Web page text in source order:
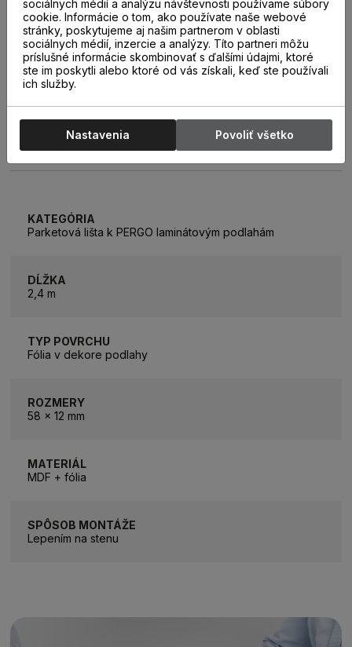
KATEGÓRIA
Parketová lišta k PERGO laminátovým podlahám
DĹŽKA
2,4 m
TYP POVRCHU
Fólia v dekore podlahy
ROZMERY
58 x 12 mm
MATERIÁL
MDF + fólia
SPÔSOB MONTÁŽE
Lepením na stenu
sociálnych médií a analýzu návštevnosti používame súbory
cookie. Informácie o tom, ako používate naše webové
stránky, poskytujeme aj našim partnerom v oblasti
sociálnych médií, inzercie a analýzy. Títo partneri môžu
príslušné informácie skombinovať s ďalšími údajmi, ktoré
ste im poskytli alebo ktoré od vás získali, keď ste používali
ich služby.
Nastavenia Povoliť všetko